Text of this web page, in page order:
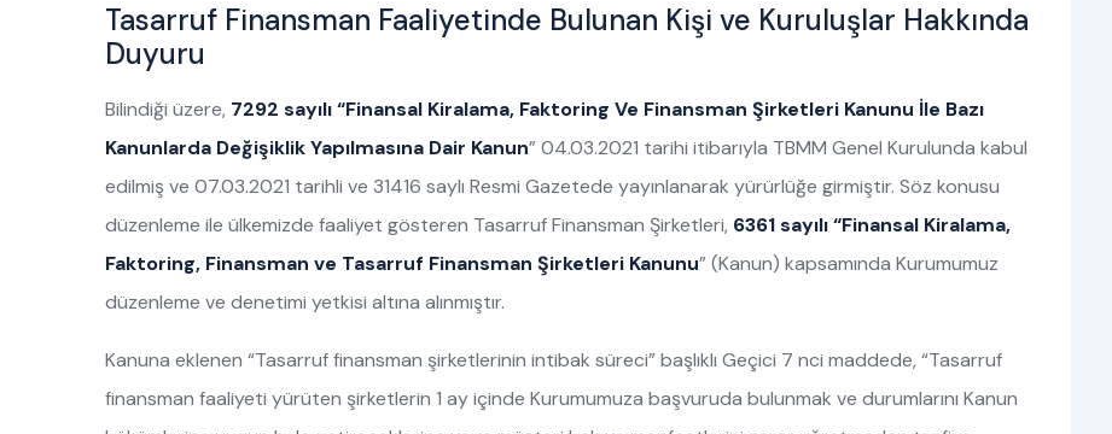
Tasarruf Finansman Faaliyetinde Bulunan Kişi ve Kuruluşlar Hakkında
Duyuru
Bilindiği üzere, 7292 sayılı “Finansal Kiralama, Faktoring Ve Finansman Şirketleri Kanunu İle Bazı
Kanunlarda Değişiklik Yapılmasına Dair Kanun” 04.03.2021 tarihi itibarıyla TBMM Genel Kurulunda kabul
edilmiş ve 07.03.2021 tarihli ve 31416 saylı Resmi Gazetede yayınlanarak yürürlüğe girmiştir. Söz konusu
düzenleme ile ülkemizde faaliyet gösteren Tasarruf Finansman Şirketleri, 6361 sayılı “Finansal Kiralama,
Faktoring, Finansman ve Tasarruf Finansman Şirketleri Kanunu” (Kanun) kapsamında Kurumumuz
düzenleme ve denetimi yetkisi altına alınmıştır.
Kanuna eklenen “Tasarruf finansman şirketlerinin intibak süreci” başlıklı Geçici 7 nci maddede, “Tasarruf
finansman faaliyeti yürüten şirketlerin 1 ay içinde Kurumumuza başvuruda bulunmak ve durumlarını Kanun